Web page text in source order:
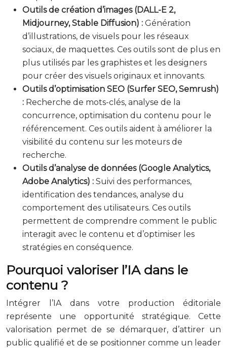
Outils de création d’images (DALL-E 2,
Midjourney, Stable Diffusion) : Génération
d’illustrations, de visuels pour les réseaux
sociaux, de maquettes. Ces outils sont de plus en
plus utilisés par les graphistes et les designers
pour créer des visuels originaux et innovants.
Outils d’optimisation SEO (Surfer SEO, Semrush)
: Recherche de mots-clés, analyse de la
concurrence, optimisation du contenu pour le
référencement. Ces outils aident à améliorer la
visibilité du contenu sur les moteurs de
recherche.
Outils d’analyse de données (Google Analytics,
Adobe Analytics) : Suivi des performances,
identification des tendances, analyse du
comportement des utilisateurs. Ces outils
permettent de comprendre comment le public
interagit avec le contenu et d’optimiser les
stratégies en conséquence.
Pourquoi valoriser l’IA dans le
contenu ?
Intégrer l’IA dans votre production éditoriale
représente une opportunité stratégique. Cette
valorisation permet de se démarquer, d’attirer un
public qualifié et de se positionner comme un leader